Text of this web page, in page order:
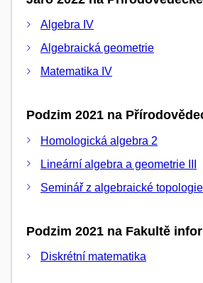
Algebra IV
Algebraická geometrie
Matematika IV
Podzim 2021 na
Homologická algebra 2
Lineární algebra a geometrie III
Seminář z algebraické topologie
Podzim 2021 na Fakultě
Diskrétní matematika